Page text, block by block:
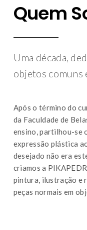
Quem
Uma década,
objetos comuns
Após o término do
da Faculdade de
ensino, partilhou-se
expressão plástica
desejado não era
criamos a
pintura, ilustração e
peças normais em